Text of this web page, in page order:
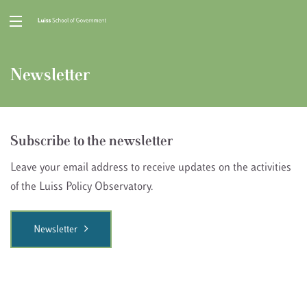
Newsletter
Subscribe to the newsletter
Leave your email address to receive updates on the activities
of the Luiss Policy Observatory.
Newsletter